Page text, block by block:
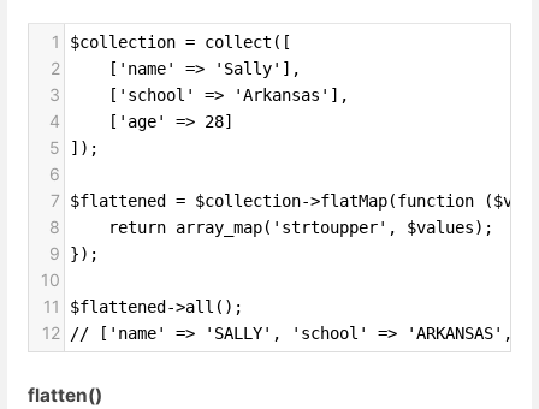
1 $collection = collect([
2
    ['name' => 'Sally'],
3
    ['school' => 'Arkansas'],
4
    ['age' => 28]
5 ]);
6
7
$flattened = $collection->flatMap(function
8
    return array_map('strtoupper', $values);
9 });
10
11
$flattened->all();
12 // ['name' => 'SALLY', 'school' => 'ARKANSAS',
flatten()